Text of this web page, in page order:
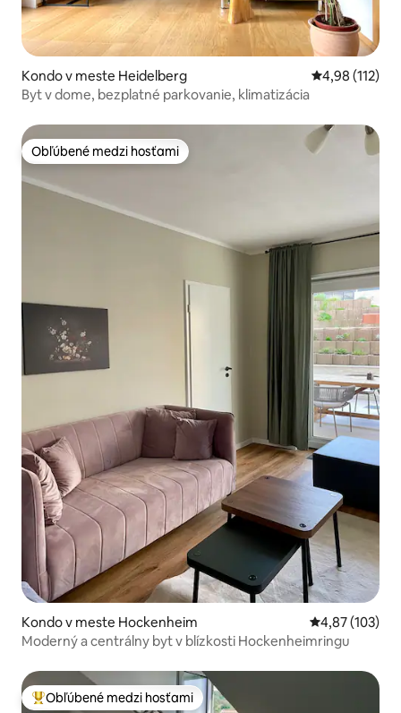
Kondo v meste Heidelberg Priemerné
4,98 (112)
Byt v dome, bezplatné parkovanie, klimatizácia
Obľúbené medzi hosťami
Obľúbené medzi hosťami
Kondo v meste Hockenheim Priemerné
4,87 (103)
Moderný a centrálny byt v blízkosti Hockenheimringu
Najobľúbenejšie medzi hosťami
Obľúbené medzi hosťami